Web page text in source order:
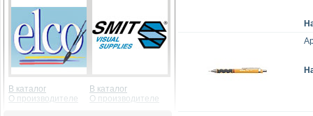
В каталог
О производителе
В каталог
О производителе